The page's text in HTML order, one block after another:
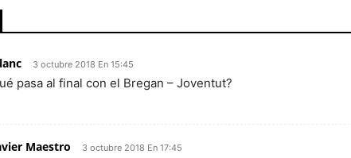
3 octubre 2018 En 15:45
pasa al final con el Bregan – Joventut?
Maestro 3 octubre 2018 En 17:45